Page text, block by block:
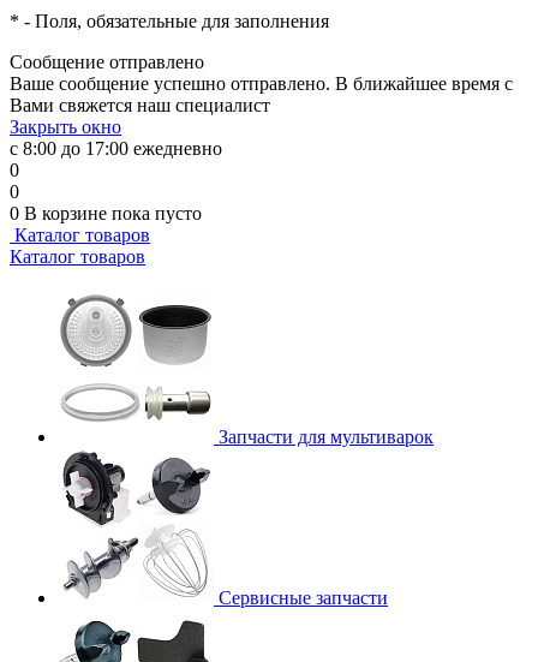
* - Поля, обязательные для заполнения
Сообщение отправлено
Ваше сообщение успешно отправлено. В ближайшее время с
Вами свяжется наш специалист
Закрыть окно
с 8:00 до 17:00 ежедневно
0
0
0 В корзине пока пусто
Каталог товаров
Каталог товаров
Запчасти для мультиварок
Сервисные запчасти